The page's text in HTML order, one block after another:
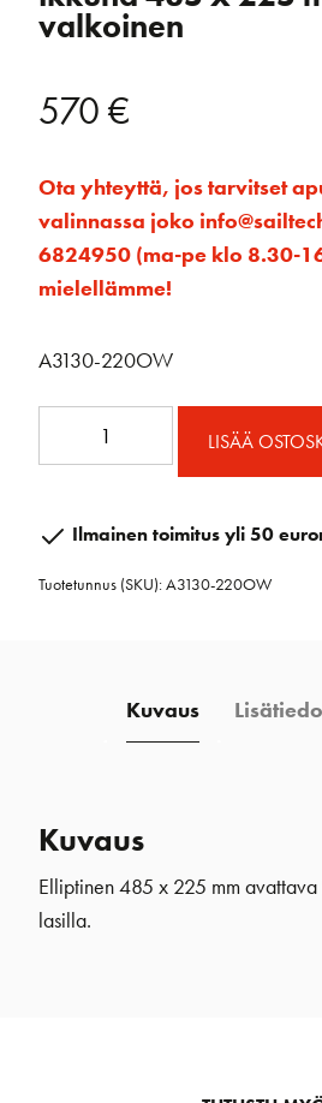
valkoinen
570€
Ota yhteyttä, jos tarvitset
valinnassa joko
6824950 (ma-pe klo 8.30-
mielellämme!
A3130-220OW
ikkuna
x
LISÄÄ
Ilmainen toimitus yli 50
Tuotetunnus (SKU):A3130-220OW
Kuvaus
Kuvaus
Elliptinen 485 x 225 mm
lasilla.